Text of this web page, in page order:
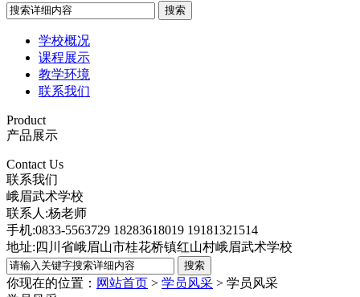
学校概况
课程展示
教学环境
联系我们
Product
产品展示
Contact Us
联系我们
峨眉武术学校
联系人:杨老师
手机:0833-5563729 18283618019 19181321514
地址:四川省峨眉山市桂花桥镇红山村峨眉武术学校
你现在的位置： 网站首页 > 学员风采 > 学员风采